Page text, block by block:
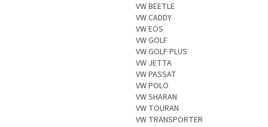
VW BEETLE
VW CADDY
VW EOS
VW GOLF
VW GOLF PLUS
VW JETTA
VW PASSAT
VW POLO
VW SHARAN
VW TOURAN
VW TRANSPORTER